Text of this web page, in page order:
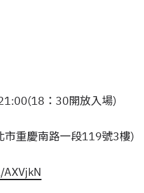
：30開放入場)
市重慶南路一段119號3樓)